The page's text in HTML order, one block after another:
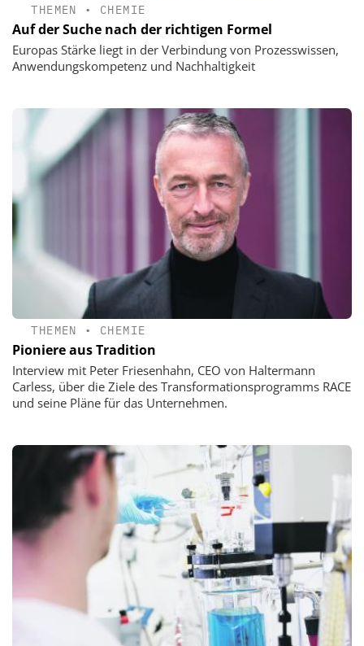
THEMEN • CHEMIE
Auf der Suche nach der richtigen Formel
Europas Stärke liegt in der Verbindung von Prozesswissen,
Anwendungskompetenz und Nachhaltigkeit
THEMEN • CHEMIE
Pioniere aus Tradition
Interview mit Peter Friesenhahn, CEO von Haltermann
Carless, über die Ziele des Transformationsprogramms RACE
und seine Pläne für das Unternehmen.